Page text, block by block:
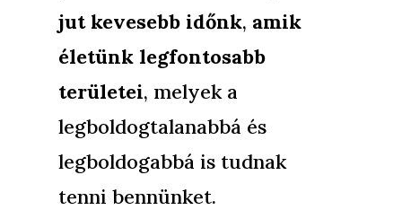
jut kevesebb időnk, amik
életünk legfontosabb
területei, melyek a
legboldogtalanabbá és
legboldogabbá is tudnak
tenni bennünket.